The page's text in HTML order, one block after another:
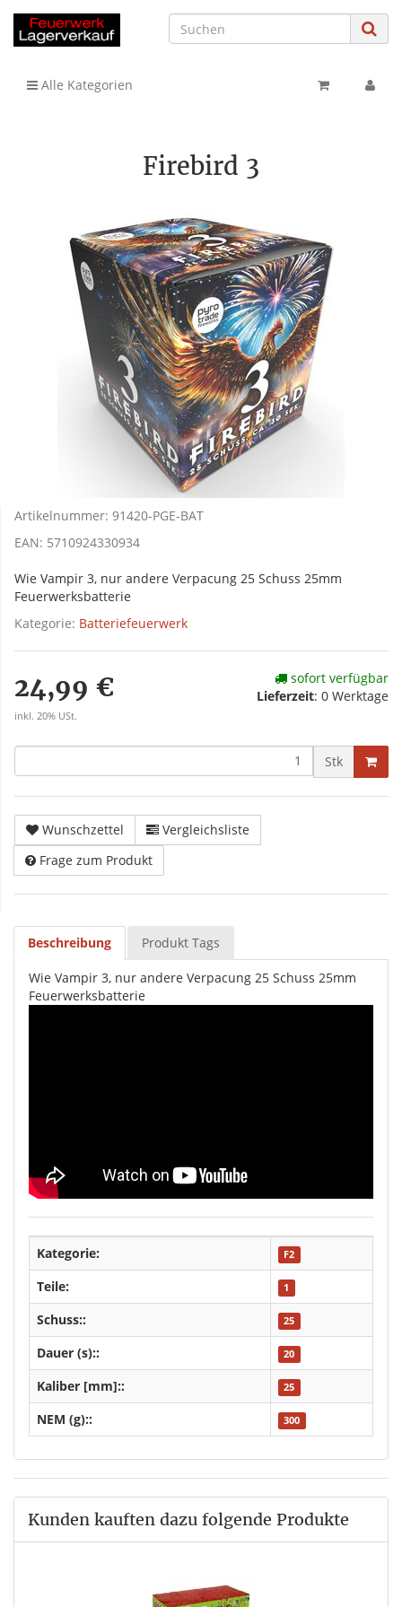
Alle Kategorien
Firebird 3
Artikelnummer: 91420-PGE-BAT
EAN: 5710924330934
Wie Vampir 3, nur andere Verpacung 25 Schuss 25mm
Feuerwerksbatterie
Kategorie: Batteriefeuerwerk
24,99 €
inkl. 20% USt.
sofort verfügbar
Lieferzeit: 0 Werktage
Stk
Wunschzettel
Vergleichsliste
Frage zum Produkt
Beschreibung Produkt Tags
Wie Vampir 3, nur andere Verpacung 25 Schuss 25mm
Feuerwerksbatterie
Kategorie: F2
Teile: 1
Schuss:: 25
Dauer (s):: 20
Kaliber [mm]:: 25
NEM (g):: 300
Kunden kauften dazu folgende Produkte